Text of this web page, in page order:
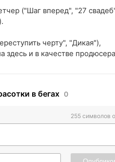
("Шаг вперед", "27
черту", "Дикая"),
здесь и в качестве
в бегах 0
255 символов